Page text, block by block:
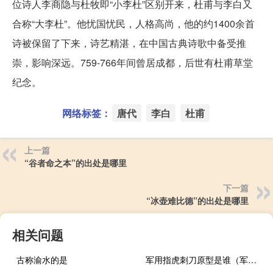
位诗人李商隐与杜牧即“小李杜”区别开来，杜甫与李白又
合称“大李杜”。他忧国忧民，人格高尚，他的约1400余首
诗被保留了下来，诗艺精湛，在中国古典诗歌中备受推
崇，影响深远。759-766年间曾居成都，后世有杜甫草堂
纪念。
网络标签： 唐代 李白 杜甫
上一篇
“谷者命之本”的出处是哪里
下一篇
“冰壶难比德”的出处是哪里
相关问题
古称渝水的是 军用指虎刺刀原型是谁（军用指虎-刺刀简介）